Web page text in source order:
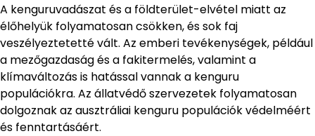
A kenguruvadászat és a földterület-elvétel miatt az
élőhelyük folyamatosan csökken, és sok faj
veszélyeztetetté vált. Az emberi tevékenységek, például
a mezőgazdaság és a fakitermelés, valamint a
klímaváltozás is hatással vannak a kenguru
populációkra. Az állatvédő szervezetek folyamatosan
dolgoznak az ausztráliai kenguru populációk védelméért
és fenntartásáért.